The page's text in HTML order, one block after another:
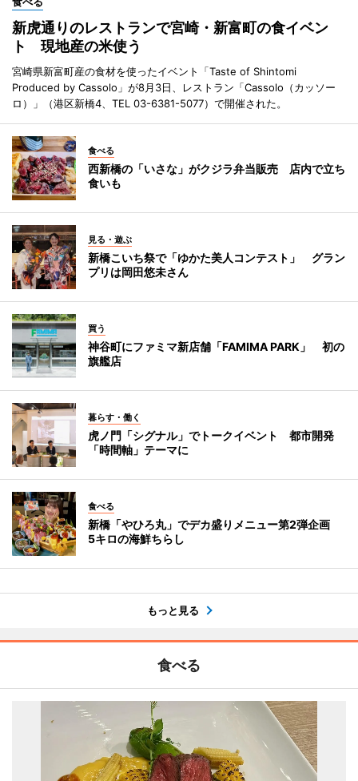
新虎通りのレストランで宮崎・新富町の食イベン
ト 現地産の米使う
宮崎県新富町産の食材を使ったイベント「Taste of Shintomi
Produced by Cassolo」が8月3日、レストラン「Cassolo（カッソー
ロ）」（港区新橋4、TEL 03-6381-5077）で開催された。
食べる
西新橋の「いさな」がクジラ弁当販売 店内で立ち
食いも
見る・遊ぶ
新橋こいち祭で「ゆかた美人コンテスト」 グラン
プリは岡田悠未さん
買う
神谷町にファミマ新店舗「FAMIMA PARK」 初の
旗艦店
暮らす・働く
虎ノ門「シグナル」でトークイベント 都市開発
「時間軸」テーマに
食べる
新橋「やひろ丸」でデカ盛りメニュー第2弾企画
5キロの海鮮ちらし
もっと見る
食べる